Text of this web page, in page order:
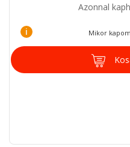
Azonnal
i Mikor